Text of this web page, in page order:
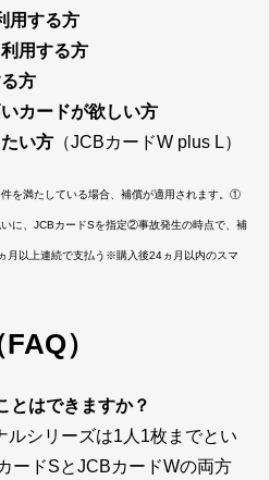
用する方
用する方
方
カードが欲しい方
い方 （JCBカードW plus L）
を満たしている場合、補償が適用されます。①
に、JCBカードSを指定②事故発生の時点で、補
月以上連続で支払う※購入後24ヵ月以内のスマ
）
とはできますか？
ルシリーズは1人1枚までとい
ードSとJCBカードWの両方